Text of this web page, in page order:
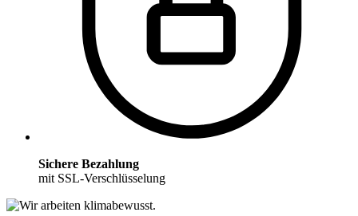
Sichere Bezahlung
mit SSL-Verschlüsselung